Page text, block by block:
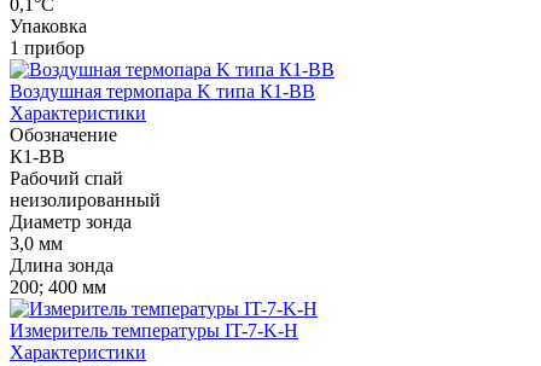
0,1°C
Упаковка
1 прибор
Воздушная термопара K типа К1-ВВ
Характеристики
Обозначение
К1-ВВ
Рабочий спай
неизолированный
Диаметр зонда
3,0 мм
Длина зонда
200; 400 мм
Измеритель температуры IT-7-K-H
Характеристики